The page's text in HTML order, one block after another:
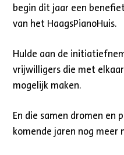
begin dit jaar een
van het HaagsPianoHuis.
Hulde aan de
vrijwilligers die met
mogelijk maken.
En die samen dromen en
komende jaren nog meer